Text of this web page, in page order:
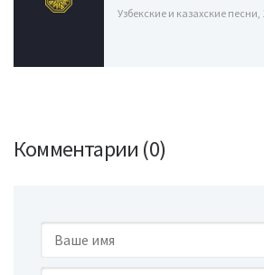
Узбекские и казахские песни,
Комментарии (0)